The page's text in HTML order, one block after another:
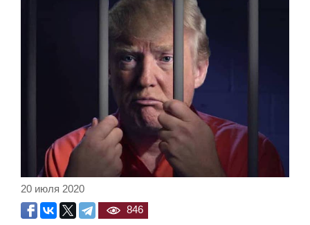
20 июля 2020
846